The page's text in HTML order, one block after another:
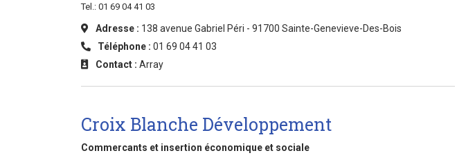
Tel.: 01 69 04 41 03
Adresse : 138 avenue Gabriel Péri - 91700 Sainte-Genevieve-Des-Bois
Téléphone : 01 69 04 41 03
Contact : Array
Croix Blanche Développement
Commercants et insertion économique et sociale